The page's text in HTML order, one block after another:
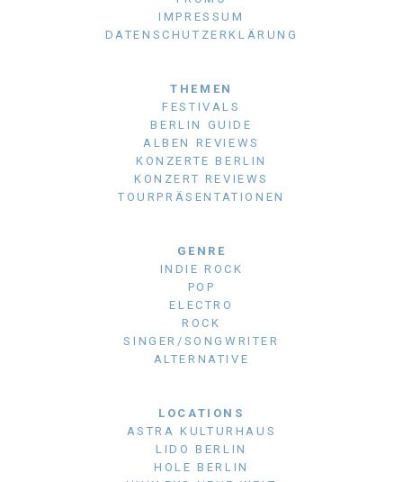
IMPRESSUM
DATENSCHUTZERKLÄRUNG
THEMEN
FESTIVALS
BERLIN GUIDE
ALBEN REVIEWS
KONZERTE BERLIN
KONZERT REVIEWS
TOURPRÄSENTATIONEN
GENRE
INDIE ROCK
POP
ELECTRO
ROCK
SINGER/SONGWRITER
ALTERNATIVE
LOCATIONS
ASTRA KULTURHAUS
LIDO BERLIN
HOLE BERLIN